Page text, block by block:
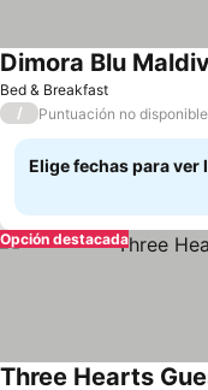
Bed & Breakfast
Dimora Blu
/ Puntuación no disponible
Elige fechas para
Opción destacada
Three Hearts